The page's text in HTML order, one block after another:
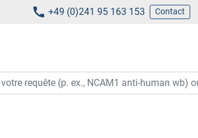
+49 (0)241 95 163 153 Contact